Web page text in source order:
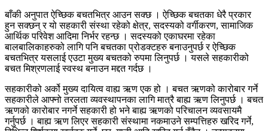
बाँकी अनुपात ऐच्छिक बचतभित्र आउन सक्छ । ऐच्छिक बचतका धेरै प्रकार
हुन सक्छन् र यो सहकारी संस्था रहेको क्षेत्र, सदस्यको वर्गीकरण, सामाजिक
आर्थिक परिवेश आदिमा निर्भर रहन्छ । सदस्यको एकाघरमा रहेका
बालबालिकाहरुको लागि पनि बचतका प्रोडक्टहरु बनाउनुपर्छ र ऐच्छिक
बचतभित्र यसलाई एउटा मुख्य बचतको रुपमा लिनुपर्छ । यसले सहकारीको
बचत मिश्रणलाई स्वस्थ बनाउन मद्दत गर्दछ ।
सहकारीको अर्को मुख्य दायित्व वाह्य ऋण एक हो । बचत ऋणको कारोबार गर्ने
सहकारीले आफ्नो तरलता व्यवस्थापनका लागि मात्रै बाह्य ऋण लिनुपर्छ । बचत
ऋणको कारोबार नगर्ने सहकारी हो भने बाह्य ऋणको परिचालन व्यवसायमै
गर्नुपर्छ । बाह्य ऋण लिएर सहकारी संस्थामा नकमाउने सम्पत्तिहरु खरिद गर्ने,